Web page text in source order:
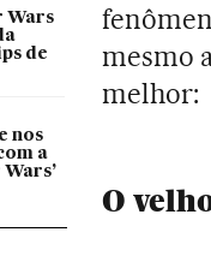
Wars
de
nos
a
mesmo
melhor:
O